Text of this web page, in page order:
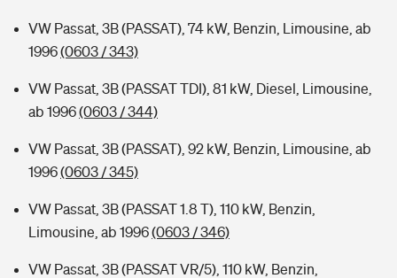
VW Passat, 3B (PASSAT), 74 kW, Benzin, Limousine, ab
1996(0603 / 343)
VW Passat, 3B (PASSAT TDI), 81 kW, Diesel, Limousine,
ab 1996(0603 / 344)
VW Passat, 3B (PASSAT), 92 kW, Benzin, Limousine, ab
1996(0603 / 345)
VW Passat, 3B (PASSAT 1.8 T), 110 kW, Benzin,
Limousine, ab 1996(0603 / 346)
VW Passat, 3B (PASSAT VR/5), 110 kW, Benzin,